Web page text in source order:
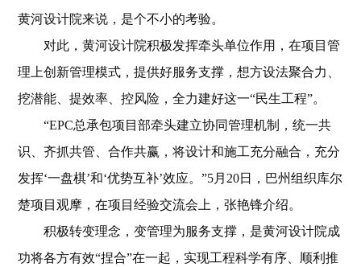
黄河设计院来说，是个不小的考验。
对此，黄河设计院积极发挥牵头单位作用，在项目管
理上创新管理模式，提供好服务支撑，想方设法聚合力、
挖潜能、提效率、控风险，全力建好这一“民生工程”。
“EPC总承包项目部牵头建立协同管理机制，统一共
识、齐抓共管、合作共赢，将设计和施工充分融合，充分
发挥‘一盘棋’和‘优势互补’效应。”5月20日，巴州组织库尔
楚项目观摩，在项目经验交流会上，张艳锋介绍。
积极转变理念，变管理为服务支撑，是黄河设计院成
功将各方有效“捏合”在一起，实现工程科学有序、顺利推